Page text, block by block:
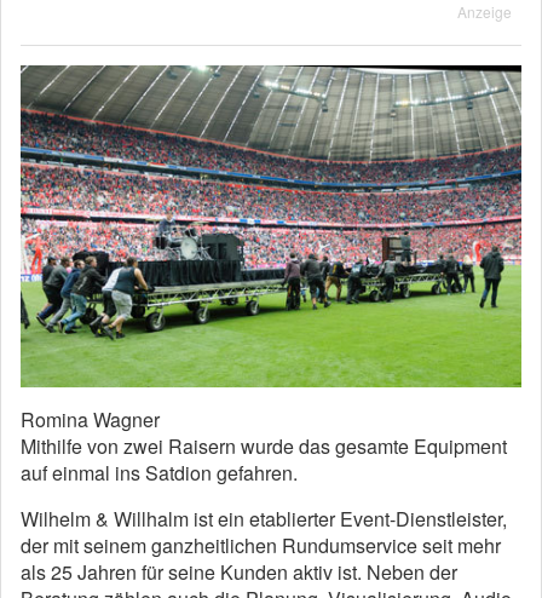
Anzeige
Romina Wagner
Mithilfe von zwei Raisern wurde das gesamte Equipment
auf einmal ins Satdion gefahren.
Wilhelm & Willhalm ist ein etablierter Event-Dienstleister,
der mit seinem ganzheitlichen Rundumservice seit mehr
als 25 Jahren für seine Kunden aktiv ist. Neben der